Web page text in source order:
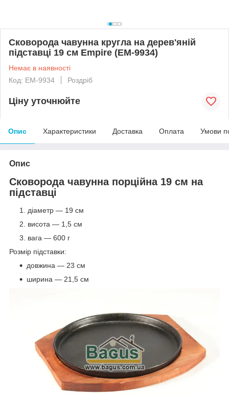
Сковорода чавунна кругла на дерев'яній
підставці 19 см Empire (EM-9934)
Немає в наявності
Код: EM-9934
Роздріб
Ціну уточнюйте
Опис Характеристики Доставка Оплата Умови
Опис
Сковорода чавунна порційна 19 см на
підставці
діаметр — 19 см
висота — 1,5 см
вага — 600 г
Розмір підставки:
довжина — 23 см
ширина — 21,5 см